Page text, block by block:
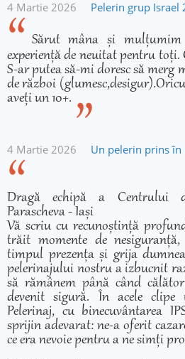
4 Martie 2026 Pelerin grup
Sărut mâna și
experiență de neuitat pentru
S-ar putea să-mi doresc să merg
de război
aveți un 10+.
4 Martie 2026 Un pelerin prins în
Dragă echipă a Centrului
Parascheva - Iași
Vă scriu cu recunoștință
trăit momente de
timpul prezența și grija
pelerinajului nostru a izbucnit
să rămânem până când
devenit sigură. În acele clipe
Pelerinaj, cu binecuvântarea
sprijin adevarat: ne-a oferit
ce era nevoie pentru a ne simți